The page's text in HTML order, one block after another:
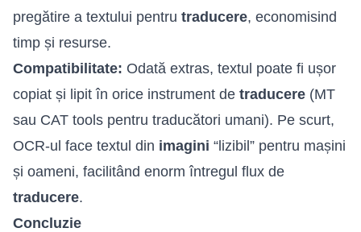
pregătire a textului pentru traducere, economisind
timp și resurse.
Compatibilitate: Odată extras, textul poate fi ușor
copiat și lipit în orice instrument de traducere (MT
sau CAT tools pentru traducători umani). Pe scurt,
OCR-ul face textul din imagini “lizibil” pentru mașini
și oameni, facilitând enorm întregul flux de
traducere.
Concluzie